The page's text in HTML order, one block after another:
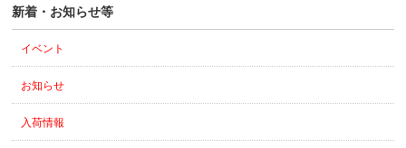
新着・お知らせ等
イベント
お知らせ
入荷情報